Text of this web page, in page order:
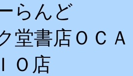
らんど
堂書店ＯＣＡ
Ｏ店